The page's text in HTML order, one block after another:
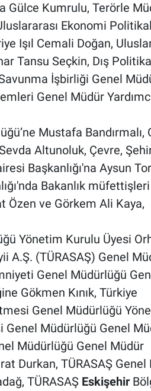
Gülce Kumrulu, Terörle
Ekonomi
Işıl Cemali Doğan,
Tansu Seçkin, Dış
İşbirliği Genel
Genel Müdür
Mustafa Bandırmalı,
Altunoluk, Çevre,
Başkanlığı'na Aysun
Bakanlık
Özen ve Görkem Ali Kaya,
Yönetim Kurulu Üyesi
A.Ş. (TÜRASAŞ) Genel
Genel Müdürlüğü
Gökmen Kınık, Türkiye
Genel Müdürlüğü
Genel Müdürlüğü Genel
Müdürlüğü Genel Müdür
Durkan, TÜRASAŞ Genel
TÜRASAŞ Eskişehir